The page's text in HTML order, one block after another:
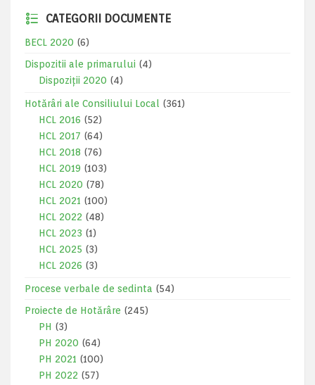
CATEGORII DOCUMENTE
BECL 2020 (6)
Dispozitii ale primarului (4)
Dispoziții 2020 (4)
Hotărâri ale Consiliului Local
(361)
HCL 2016 (52)
HCL 2017 (64)
HCL 2018 (76)
HCL 2019 (103)
HCL 2020 (78)
HCL 2021 (100)
HCL 2022 (48)
HCL 2023 (1)
HCL 2025 (3)
HCL 2026 (3)
Procese verbale de sedinta (54)
Proiecte de Hotărâre (245)
PH (3)
PH 2020 (64)
PH 2021 (100)
PH 2022 (57)